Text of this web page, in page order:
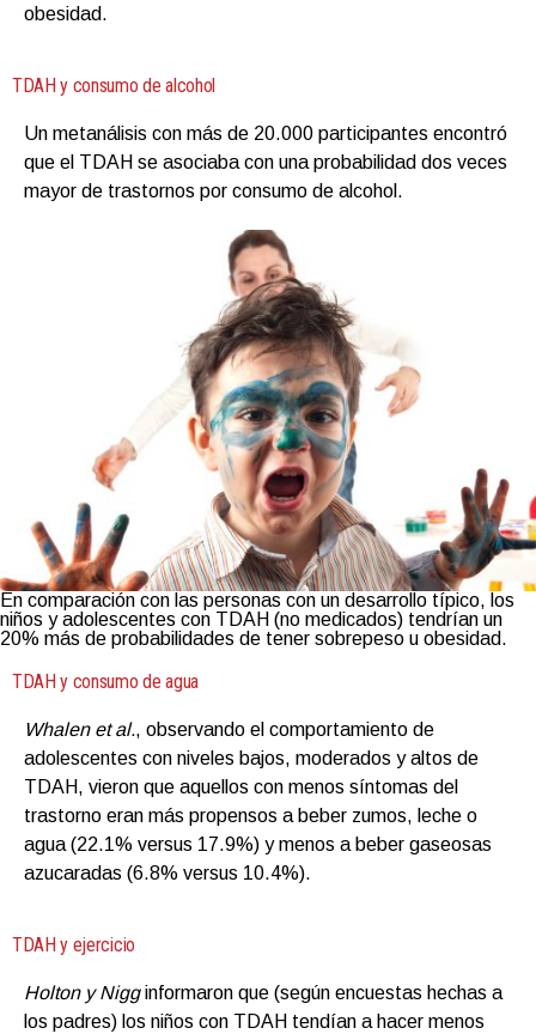
obesidad.
TDAH y consumo de alcohol
Un metanálisis con más de 20.000 participantes encontró
que el TDAH se asociaba con una probabilidad dos veces
mayor de trastornos por consumo de alcohol.
En comparación con las personas con un desarrollo típico, los
niños y adolescentes con TDAH (no medicados) tendrían un
20% más de probabilidades de tener sobrepeso u obesidad.
TDAH y consumo de agua
Whalen et al., observando el comportamiento de
adolescentes con niveles bajos, moderados y altos de
TDAH, vieron que aquellos con menos síntomas del
trastorno eran más propensos a beber zumos, leche o
agua (22.1% versus 17.9%) y menos a beber gaseosas
azucaradas (6.8% versus 10.4%).
TDAH y ejercicio
Holton y Nigginformaron que (según encuestas hechas a
los padres) los niños con TDAH tendían a hacer menos